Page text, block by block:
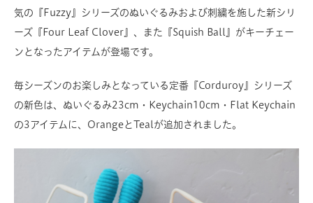
気の『Fuzzy』シリーズのぬいぐるみおよび刺繍を施した新シリ
ーズ『Four Leaf Clover』、また『Squish Ball』がキーチェー
ンとなったアイテムが登場です。
毎シーズンのお楽しみとなっている定番『Corduroy』シリーズ
の新色は、ぬいぐるみ23cm・Keychain10cm・Flat Keychain
の3アイテムに、OrangeとTealが追加されました。